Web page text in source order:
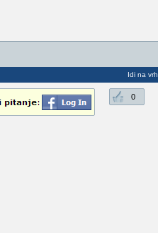
Idi na vrh
0